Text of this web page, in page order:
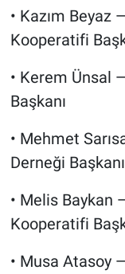
• Kazım Beyaz
Kooperatifi
• Kerem Ünsal
Başkanı
• Mehmet
Derneği Başkanı
• Melis Baykan
Kooperatifi
• Musa Atasoy